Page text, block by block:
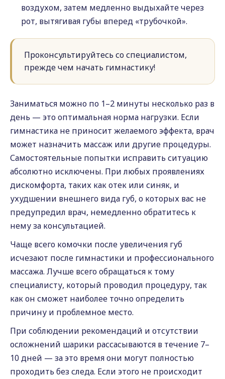
воздухом, затем медленно выдыхайте через
рот, вытягивая губы вперед «трубочкой».
Проконсультируйтесь со специалистом,
прежде чем начать гимнастику!
Заниматься можно по 1–2 минуты несколько раз в
день — это оптимальная норма нагрузки. Если
гимнастика не приносит желаемого эффекта, врач
может назначить массаж или другие процедуры.
Самостоятельные попытки исправить ситуацию
абсолютно исключены. При любых проявлениях
дискомфорта, таких как отек или синяк, и
ухудшении внешнего вида губ, о которых вас не
предупредил врач, немедленно обратитесь к
нему за консультацией.
Чаще всего комочки после увеличения губ
исчезают после гимнастики и профессионального
массажа. Лучше всего обращаться к тому
специалисту, который проводил процедуру, так
как он сможет наиболее точно определить
причину и проблемное место.
При соблюдении рекомендаций и отсутствии
осложнений шарики рассасываются в течение 7–
10 дней — за это время они могут полностью
проходить без следа. Если этого не происходит